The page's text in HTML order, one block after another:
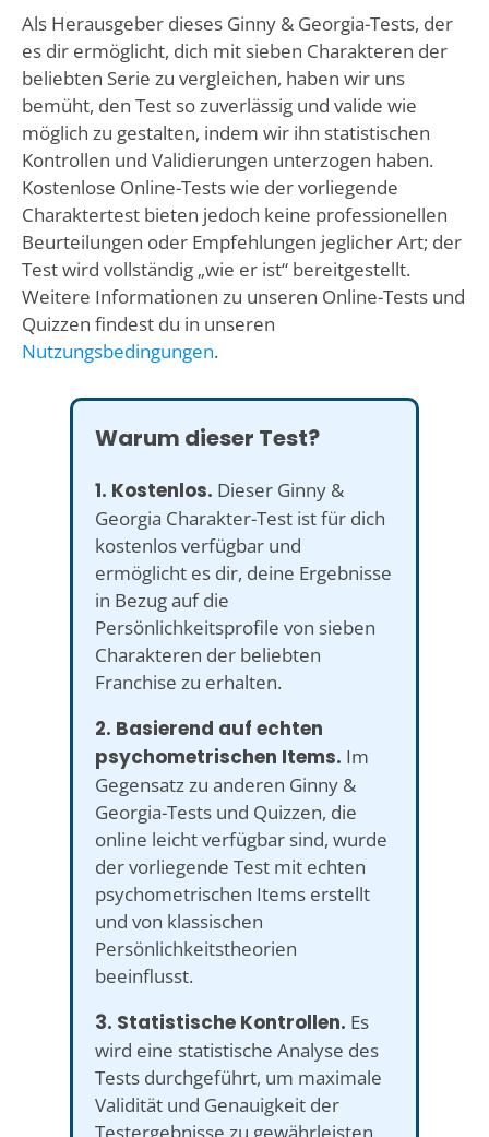
Als Herausgeber dieses Ginny & Georgia-Tests, der
es dir ermöglicht, dich mit sieben Charakteren der
beliebten Serie zu vergleichen, haben wir uns
bemüht, den Test so zuverlässig und valide wie
möglich zu gestalten, indem wir ihn statistischen
Kontrollen und Validierungen unterzogen haben.
Kostenlose Online-Tests wie der vorliegende
Charaktertest bieten jedoch keine professionellen
Beurteilungen oder Empfehlungen jeglicher Art; der
Test wird vollständig „wie er ist“ bereitgestellt.
Weitere Informationen zu unseren Online-Tests und
Quizzen findest du in unseren
Nutzungsbedingungen.
Warum dieser Test?
1. Kostenlos. Dieser Ginny &
Georgia Charakter-Test ist für dich
kostenlos verfügbar und
ermöglicht es dir, deine Ergebnisse
in Bezug auf die
Persönlichkeitsprofile von sieben
Charakteren der beliebten
Franchise zu erhalten.
2. Basierend auf echten
psychometrischen Items. Im
Gegensatz zu anderen Ginny &
Georgia-Tests und Quizzen, die
online leicht verfügbar sind, wurde
der vorliegende Test mit echten
psychometrischen Items erstellt
und von klassischen
Persönlichkeitstheorien
beeinflusst.
3. Statistische Kontrollen. Es
wird eine statistische Analyse des
Tests durchgeführt, um maximale
Validität und Genauigkeit der
Testergebnisse zu gewährleisten.